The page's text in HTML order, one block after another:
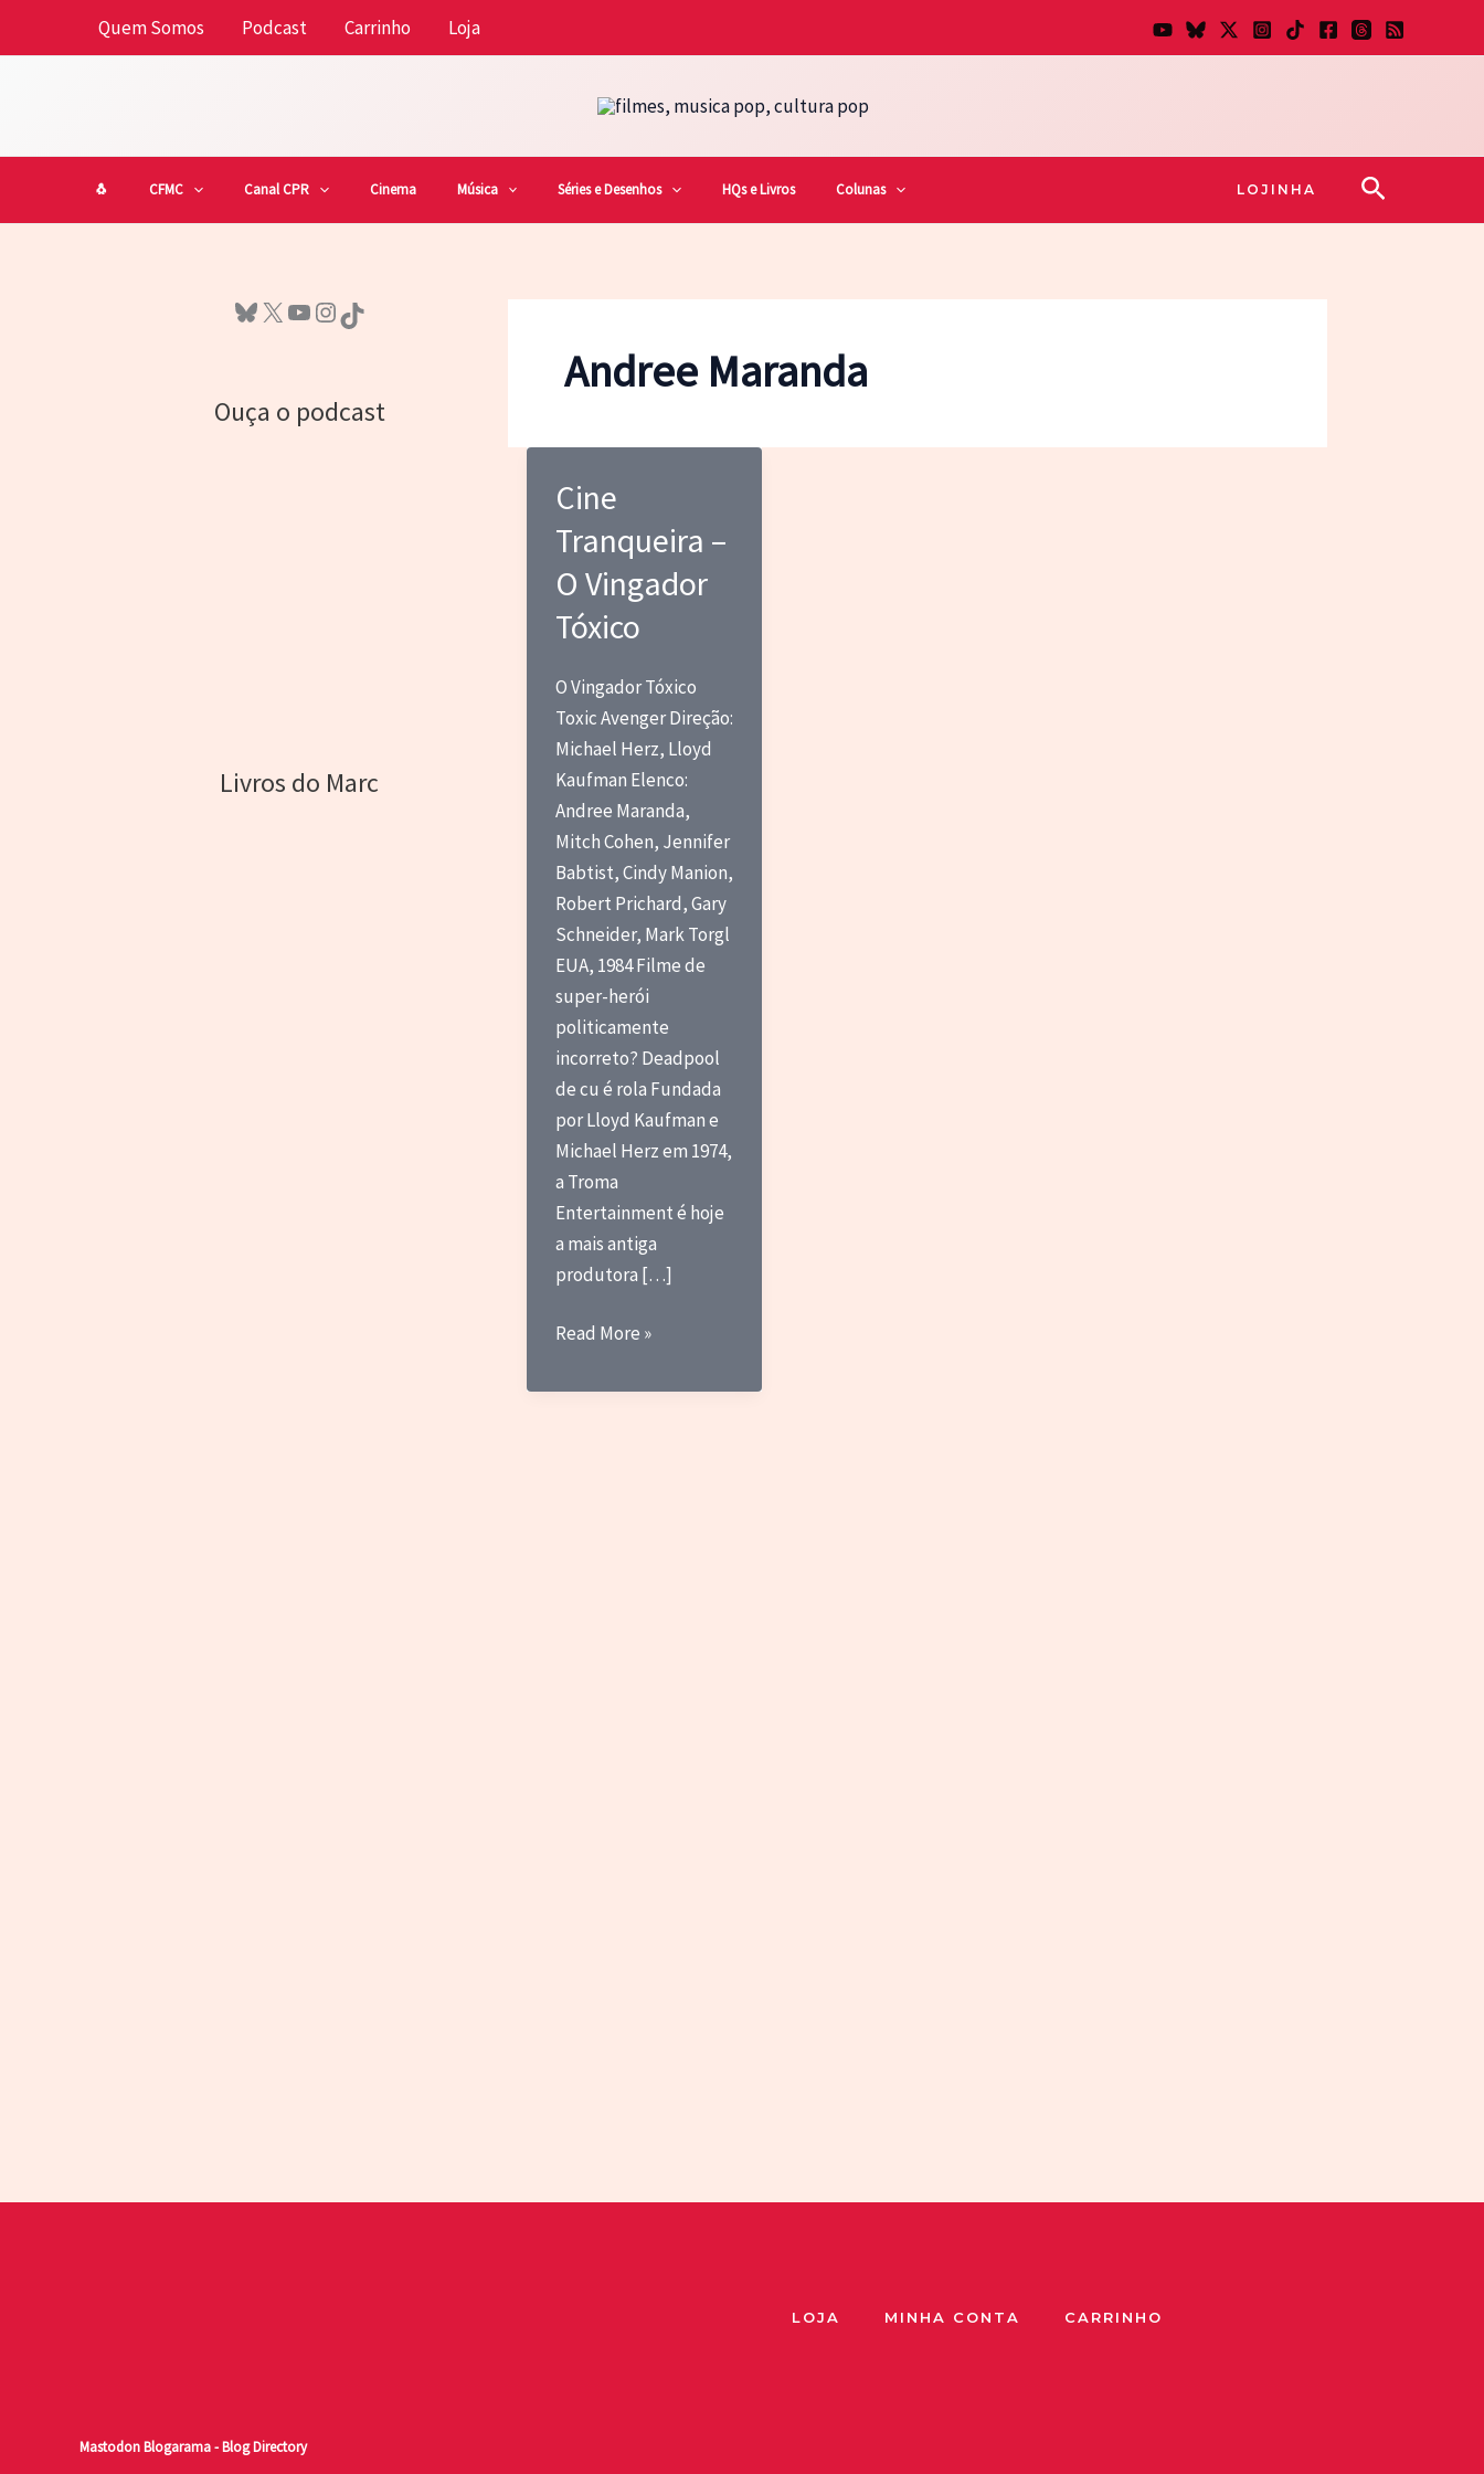
Quem Somos Podcast Carrinho Loja
🐧 CFMC Canal CPR Cinema Música Séries e Desenhos HQs e Livros Colunas LOJINHA Pesquisar
Bluesky X Youtube InstagramTikTok
Ouça o podcast
Livros do Marc
Andree Maranda
Cine
Tranqueira –
O Vingador
Tóxico
O Vingador Tóxico
Toxic Avenger Direção:
Michael Herz, Lloyd
Kaufman Elenco:
Andree Maranda,
Mitch Cohen, Jennifer
Babtist, Cindy Manion,
Robert Prichard, Gary
Schneider, Mark Torgl
EUA, 1984 Filme de
super-herói
politicamente
incorreto? Deadpool
de cu é rola Fundada
por Lloyd Kaufman e
Michael Herz em 1974,
a Troma
Entertainment é hoje
a mais antiga
produtora […]
Cine
–
Read More »
MastodonBlogarama - Blog Directory
LOJA MINHA CONTA CARRINHO